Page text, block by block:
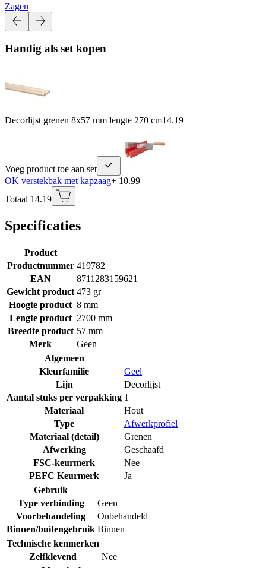
Zagen
Handig als set kopen
Decorlijst grenen 8x57 mm lengte 270 cm14.19
Voeg product toe aan set
OK verstekbak met kapzaag+ 10.99
Totaal 14.19
Specificaties
Product
Productnummer 419782
EAN
8711283159621
Gewicht product 473 gr
Hoogte product 8 mm
Lengte product 2700 mm
Breedte product 57 mm
Merk
Geen
Algemeen
Kleurfamilie
Geel
Lijn
Decorlijst
Aantal stuks per verpakking 1
Materiaal
Hout
Type
Afwerkprofiel
Materiaal (detail)
Grenen
Afwerking
Geschaafd
FSC-keurmerk
Nee
PEFC Keurmerk
Ja
Gebruik
Type verbinding
Geen
Voorbehandeling
Onbehandeld
Binnen/buitengebruik Binnen
Technische kenmerken
Zelfklevend
Nee